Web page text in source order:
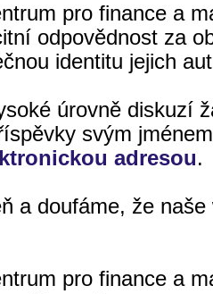
pro finance a
odpovědnost za
identitu jejich
úrovně diskuzí
svým
adresou.
a doufáme, že
pro finance a